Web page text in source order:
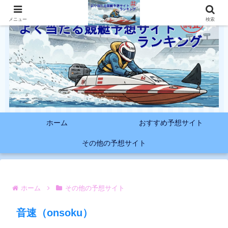
ホーム おすすめ予想サイト
その他の予想サイト
ホーム その他の予想サイト
音速（onsoku）
メニュー 検索